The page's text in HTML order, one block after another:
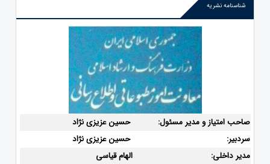
شناسنامه نشریه
صاحب امتیاز و مدیر مسئول:
حسین عزیزی نژاد
سردبیر:
حسین عزیزی نژاد
مدیر داخلی:
الهام قیاسی